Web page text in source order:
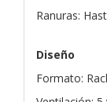
Ranuras:
Diseño
Formato: